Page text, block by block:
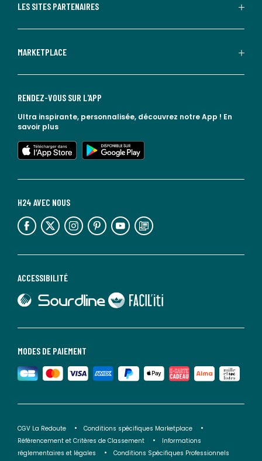
LES SITES PARTENAIRES
MARKETPLACE
MODES DE PAIEMENT
ACCESSIBILITÉ
lien vers Faciliti
H24 AVEC NOUS
lien vers l'espace réseaux sociaux lien vers l'espace réseaux sociaux lien vers l'espace réseaux sociaux lien vers l'espace réseaux sociaux lien vers l'espace réseaux sociaux lien vers le blog la redoute
RENDEZ-VOUS SUR L'APP
Ultra inspirante, personnalisée, découvrez notre App ! En
savoir plus
lien vers l'app store
lien vers google play
CGV La Redoute
Conditions spécifiques Marketplace
Référencement et Critères de Classement
Informations
réglementaires et légales
Conditions Spécifiques Professionnels